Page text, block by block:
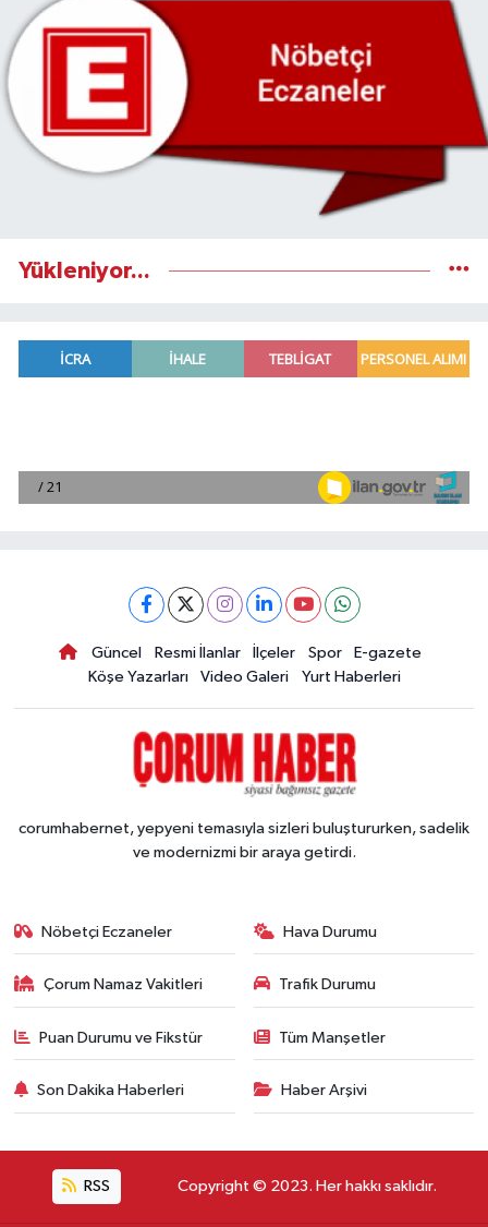
Yükleniyor...
Güncel Resmi İlanlar İlçeler Spor
E-gazete
Köşe Yazarları
Video Galeri Yurt Haberleri
corumhabernet, yepyeni temasıyla sizleri buluştururken, sadelik
ve modernizmi bir araya getirdi.
Nöbetçi Eczaneler Hava Durumu
Çorum Namaz Vakitleri Trafik Durumu
Puan Durumu ve Fikstür Tüm Manşetler
Son Dakika Haberleri Haber Arşivi
RSS Copyright © 2023. Her hakkı saklıdır.